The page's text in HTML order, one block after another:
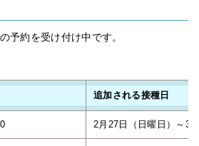
予約を受け付け中です。
追加される接種日
2月27日（日曜日）～3